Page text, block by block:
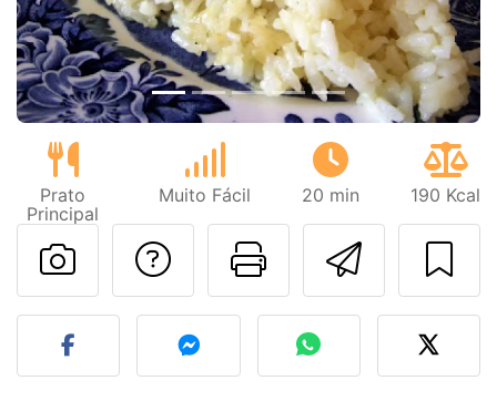
Prato
Principal
Muito Fácil 20 min 190 Kcal
Imprima
Falar com o autor
Fez esta receita?